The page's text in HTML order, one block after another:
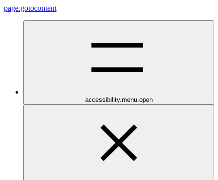
page.gotocontent
accessibility.menu.open